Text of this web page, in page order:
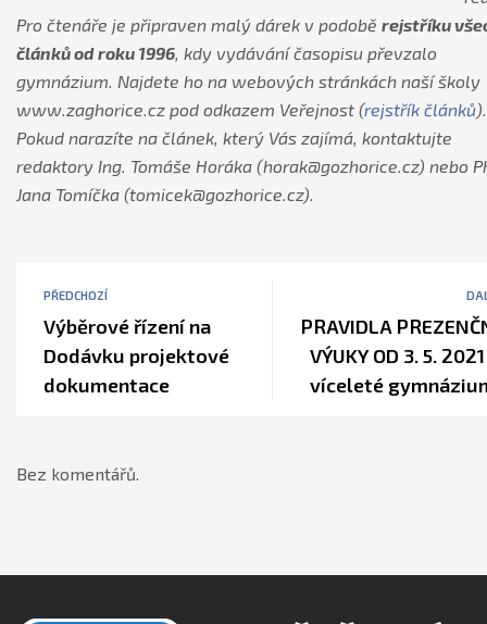
Pro čtenáře je připraven malý dárek v podobě rejstříku
článků od roku 1996, kdy vydávání časopisu převzalo
gymnázium. Najdete ho na webových stránkách naší školy
www.zaghorice.cz pod odkazem Veřejnost (rejstřík článků).
Pokud narazíte na článek, který Vás zajímá, kontaktujte
redaktory Ing. Tomáše Horáka (horak@gozhorice.cz) nebo
Jana Tomíčka (tomicek@gozhorice.cz).
PŘEDCHOZÍ
Výběrové řízení na
Dodávku projektové
dokumentace
PRAVIDLA
VÝUKY OD 3. 5.
víceleté
Bez komentářů.